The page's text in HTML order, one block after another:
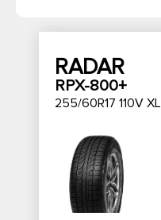
RADAR
RPX-800+
255/60R17 110V XL